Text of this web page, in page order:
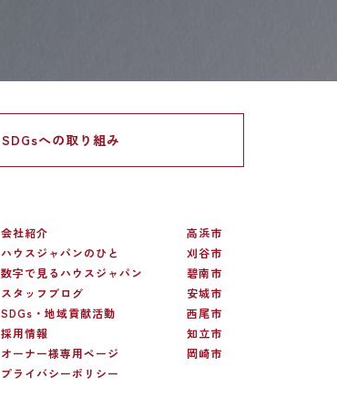
SDGsへの取り組み
会社紹介
ハウスジャパンのひと
数字で見るハウスジャパン
スタッフブログ
SDGs・地域貢献活動
採用情報
オーナー様専用ページ
プライバシーポリシー
高浜市
刈谷市
碧南市
安城市
西尾市
知立市
岡崎市